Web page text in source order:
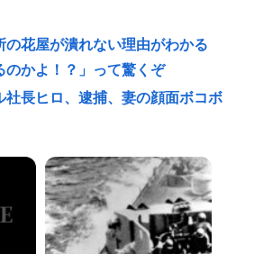
の花屋が潰れない理由がわかる
のかよ！？」って驚くぞ
社長ヒロ、逮捕、妻の顔面ボコボ
を取られて寂しい」
奈』、パチ●コ屋にイベント来店
www 👉